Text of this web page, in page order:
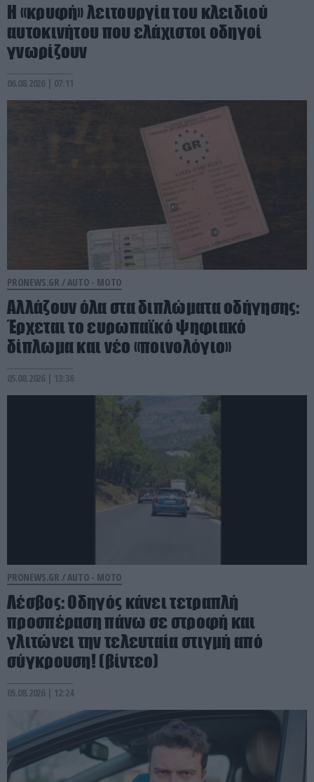
Η «κρυφή» λειτουργία του κλειδιού
αυτοκινήτου που ελάχιστοι οδηγοί
γνωρίζουν
06.08.2026 | 07:11
PRONEWS.GR / AUTO - MOTO
Αλλάζουν όλα στα διπλώματα οδήγησης:
Έρχεται το ευρωπαϊκό ψηφιακό
δίπλωμα και νέο «ποινολόγιο»
05.08.2026 | 13:36
PRONEWS.GR / AUTO - MOTO
Λέσβος: Οδηγός κάνει τετραπλή
προσπέραση πάνω σε στροφή και
γλιτώνει την τελευταία στιγμή από
σύγκρουση! (βίντεο)
05.08.2026 | 12:24